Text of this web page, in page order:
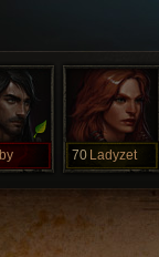
70 Ladyzet